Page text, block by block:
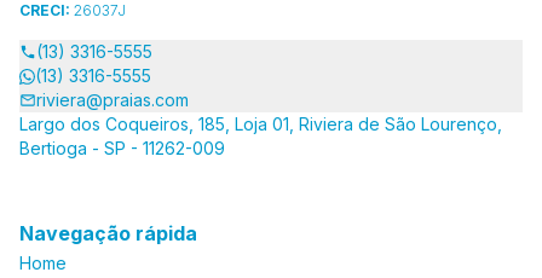
CRECI: 26037J
(13) 3316-5555
(13) 3316-5555
riviera@praias.com
Largo dos Coqueiros, 185, Loja 01, Riviera de São Lourenço,
Bertioga - SP - 11262-009
Navegação rápida
Home